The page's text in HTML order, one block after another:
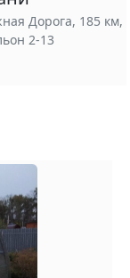
Дорога, 185 км,
2-13